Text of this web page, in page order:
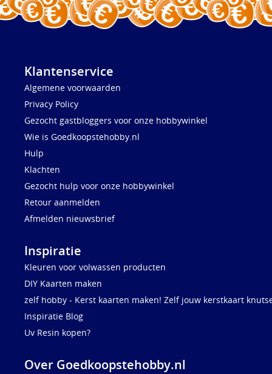
Klantenservice
Algemene voorwaarden
Privacy Policy
Gezocht gastbloggers voor onze hobbywinkel
Wie is Goedkoopstehobby.nl
Hulp
Klachten
Gezocht hulp voor onze hobbywinkel
Retour aanmelden
Afmelden nieuwsbrief
Inspiratie
Kleuren voor volwassen producten
DIY Kaarten maken
zelf hobby - Kerst kaarten maken! Zelf jouw kerstkaart
Inspiratie Blog
Uv Resin kopen?
Over Goedkoopstehobby.nl